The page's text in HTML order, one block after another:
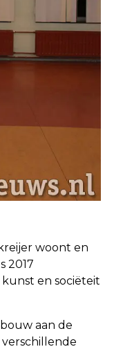
woont en
2017
en sociëteit
aan de